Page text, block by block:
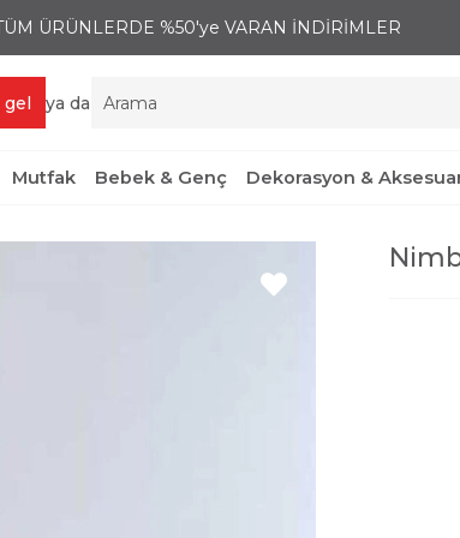
ÜRÜNLERDE %50'ye VARAN İNDİRİMLER
gel ya da
Mutfak Bebek & Genç Dekorasyon &